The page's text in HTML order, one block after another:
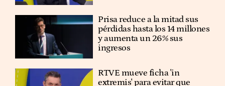
Prisa reduce a la mitad sus
pérdidas hasta los 14 millones
y aumenta un 26% sus
ingresos
RTVE mueve ficha 'in
extremis' para evitar que